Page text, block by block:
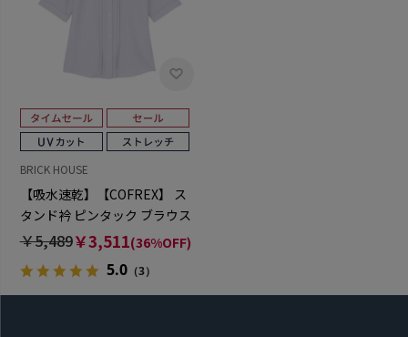
BRICK HOUSE
【吸水速乾】【COFREX】 ス
タンド衿 ピンタック ブラウス
五分袖 レディースデザインシ
￥5,489￥3,511(36%OFF)
5.0（3）